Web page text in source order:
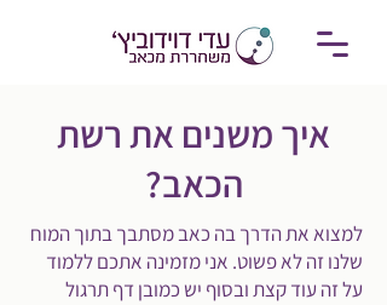
איך משנים את רשת
הכאב?
למצוא את הדרך בה כאב מסתבך בתוך המוח
שלנו זה לא פשוט. אני מזמינה אתכם ללמוד
על זה עוד קצת ובסוף יש כמובן דף תרגול